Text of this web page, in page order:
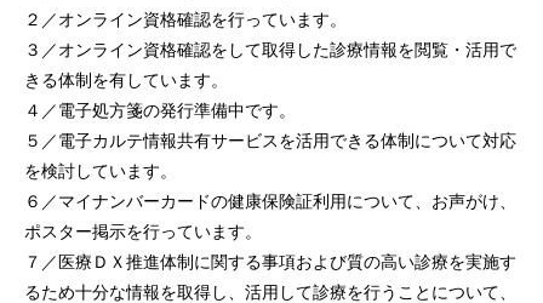
２／オンライン資格確認を行っています。
３／オンライン資格確認をして取得した診療情報を閲覧・活用で
きる体制を有しています。
４／電子処方箋の発行準備中です。
５／電子カルテ情報共有サービスを活用できる体制について対応
を検討しています。
６／マイナンバーカードの健康保険証利用について、お声がけ、
ポスター掲示を行っています。
７／医療ＤＸ推進体制に関する事項および質の高い診療を実施す
るため十分な情報を取得し、活用して診療を行うことについて、